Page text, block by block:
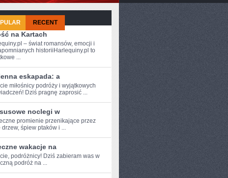
RECENT
na Kartach
– świat romansów, emocji i
historiiHarlequiny.pl to
...
eskapada: a
miłośnicy ⁣podróży i⁣ wyjątkowych
Dziś ‍pragnę zaprosić ...
noclegi w
promienie⁢ przenikające przez
drzew, ‍śpiew ptaków i ...
wakacje na
podróżnicy! ‌Dziś zabieram was w
‍podróż na ...